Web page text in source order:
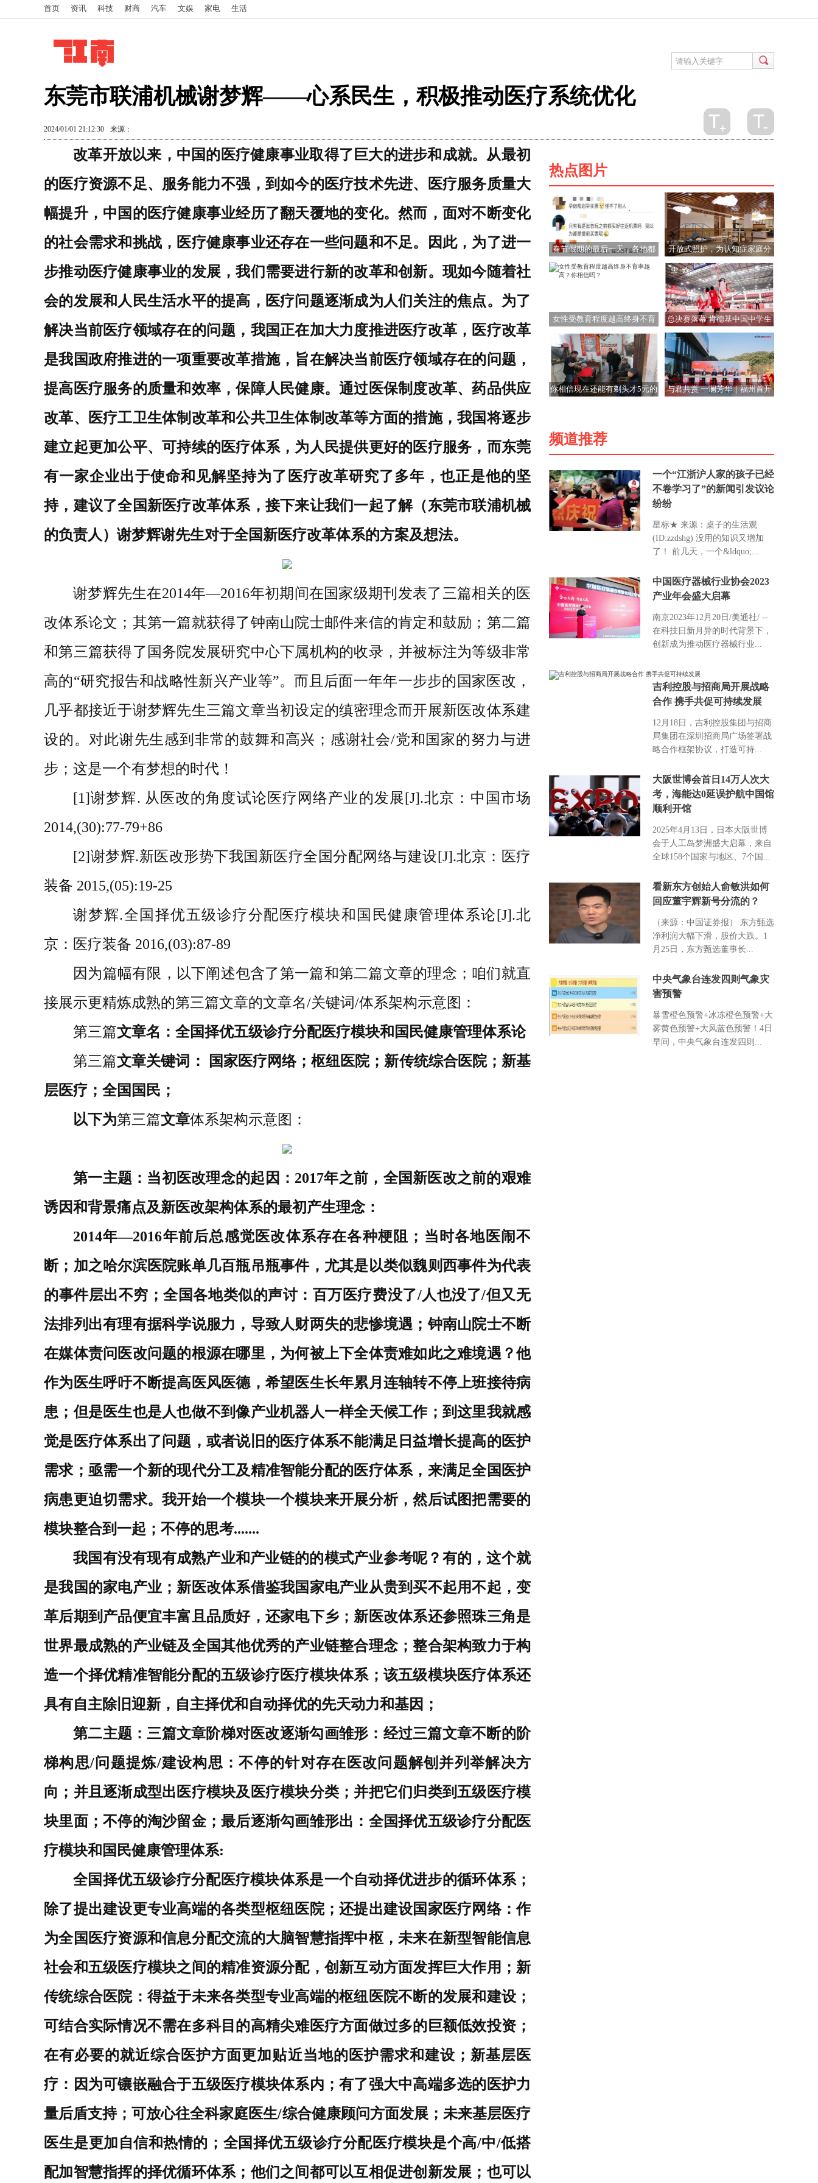
首页 资讯 科技 财商 汽车 文娱 家电 生活
东莞市联浦机械谢梦辉——心系民生，积极推动医疗系统优化
2024/01/01 21:12:30 来源：
改革开放以来，中国的医疗健康事业取得了巨大的进步和成就。从最初
的医疗资源不足、服务能力不强，到如今的医疗技术先进、医疗服务质量大
幅提升，中国的医疗健康事业经历了翻天覆地的变化。然而，面对不断变化
的社会需求和挑战，医疗健康事业还存在一些问题和不足。因此，为了进一
步推动医疗健康事业的发展，我们需要进行新的改革和创新。现如今随着社
会的发展和人民生活水平的提高，医疗问题逐渐成为人们关注的焦点。为了
解决当前医疗领域存在的问题 ， 我国正在加大力度推进医疗改革， 医疗改革
是我国政府推进的一项重要改革措施，旨在解决当前医疗领域存在的问题，
提高医疗服务的质量和效率，保障人民健康。通过医保制度改革、药品供应
改革、医疗工卫生体制改革和公共卫生体制改革等方面的措施，我国将逐步
建立起更加公平、可持续的医疗体系，为人民提供更好的医疗服务 ， 而东莞
有一家企业出于使命和见解坚持为了医疗改革研究了多年，也正是他的坚
持，建议了全国新医疗改革体系，接下来让我们一起了解（东莞市联浦机械
的负责人）谢梦辉谢先生对于全国新医疗改革体系的方案及想法。
谢梦辉先生在2014年—2016年初期间在国家级期刊发表了三篇相关的医
改体系论文；其第一篇就获得了钟南山院士邮件来信的肯定和鼓励；第二篇
和第三篇获得了国务院发展研究中心下属机构的收录，并被标注为等级非常
高的“研究报告和战略性新兴产业等”。而且后面一年年一步步的国家医改，
几乎都接近于谢梦辉先生三篇文章当初设定的缜密理念而开展新医改体系建
设的。对此谢先生感到非常的鼓舞和高兴；感谢社会/党和国家的努力与进
步；这是一个有梦想的时代！
[1]谢梦辉. 从医改的角度试论医疗网络产业的发展[J].北京：中国市场
2014,(30):77-79+86
[2]谢梦辉.新医改形势下我国新医疗全国分配网络与建设[J].北京：医疗
装备 2015,(05):19-25
谢梦辉.全国择优五级诊疗分配医疗模块和国民健康管理体系论[J].北
京：医疗装备 2016,(03):87-89
因为篇幅有限，以下阐述包含了第一篇和第二篇文章的理念；咱们就直
接展示更精炼成熟的第三篇文章的文章名/关键词/体系架构示意图：
第三篇文章名： 全国择优五级诊疗分配医疗模块和国民健康管理体系论
第三篇文章关键词： 国家医疗网络；枢纽医院；新传统综合医院；新基
层医疗；全国国民；
以下为第三篇文章体系架构示意图：
第一主题：当初医改理念的起因：2017年之前，全国新医改之前的艰难
诱因和背景痛点及新医改架构体系的最初产生理念：
2014年—2016年前后总感觉医改体系存在各种梗阻； 当时各地医闹不
断； 加之哈尔滨医院账单几百瓶吊瓶事件， 尤其是 以类似魏则西事件为代表
的事件层出不穷； 全国各地类似的声讨：百万医疗费没了/人也没了/但又无
法排列出有理有据科学说服力，导致人财两失的悲惨境遇；钟南山院士不断
在媒体责问医改问题的根源在哪里，为何被上下全体责难如此之难境遇？他
作为医生呼吁不断提高医风医德，希望医生长年累月连轴转不停上班接待病
患；但是医生也是人也做不到像产业机器人一样全天候工作；到这里我就感
觉是医疗体系出了问题，或者说旧的医疗体系不能满足日益增长提高的医护
需求；亟需一个新的现代分工及精准智能分配的医疗体系，来满足全国医护
病患更迫切需求。我开始一个模块一个模块来开展分析，然后试图把需要的
模块整合到一起；不停的思考.......
我国有没有现有成熟产业和产业链的的模式产业参考呢？有的，这个就
是我国的家电产业；新医改体系借鉴我国家电产业从贵到买不起用不起，变
革后期到产品便宜丰富且品质好，还家电下乡；新医改体系还参照珠三角是
世界最成熟的产业链及全国其他优秀的产业链整合理念； 整合架构致力于构
造一个择优精准智能分配的五级诊疗医疗模块体系 ； 该五级模块医疗体系还
具有自主除旧迎新，自主择优和自动择优的先天动力和基因；
第二主题：三篇文章阶梯对医改逐渐勾画雏形：经过三篇文章不断的阶
梯构思/问题提炼/建设构思：不停的针对存在医改问题解刨并列举解决方
向；并且逐渐成型出医疗模块及医疗模块分类；并把它们归类到五级医疗模
块里面；不停的淘沙留金；最后逐渐勾画雏形出： 全国择优五级诊疗分配医
疗模块和国民健康管理体系:
全国择优五级诊疗分配医疗模块体系是一个自动择优进步的循环体系；
除了提出建设更专业高端的各类型枢纽医院；还提出建设国家医疗网络：作
为全国医疗资源和信息分配交流的大脑智慧指挥中枢，未来在新型智能信息
社会和五级医疗模块之间的精准资源分配，创新互动方面发挥巨大作用；新
传统综合医院：得益于未来各类型专业高端的枢纽医院不断的发展和建设；
可结合实际情况不需在多科目的高精尖难医疗方面做过多的巨额低效投资；
在有必要的就近综合医护方面更加贴近当地的医护需求和建设；新基层医
疗：因为可镶嵌融合于五级医疗模块体系内；有了强大中高端多选的医护力
量后盾支持；可放心往全科家庭医生/综合健康顾问方面发展；未来基层医疗
医生是更加自信和热情的；全国择优五级诊疗分配医疗模块是个高/中/低搭
配加智慧指挥的择优循环体系；他们之间都可以互相促进创新发展；也可以
热点图片
春节假期的最后一天，各地都
已进入返程高峰期
开放式照护，为认知症家庭分
忧减负
女性受教育程度越高终身不育
率越高？你相信吗？
总决赛落幕 肯德基中国中学生
三人篮球赛筑梦青春近二十载
你相信现在还能有剃头才5元的
与君共赏 一澜芳华｜福州首开
频道推荐
一个“江浙沪人家的孩子已经
不卷学习了”的新闻引发议论
纷纷
星标★ 来源：桌子的生活观
(ID:zzdshg) 没用的知识又增加
了！ 前几天，一个&ldquo;...
中国医疗器械行业协会2023
产业年会盛大启幕
南京2023年12月20日/美通社/ --
在科技日新月异的时代背景下，
创新成为推动医疗器械行业...
吉利控股与招商局开展战略
合作 携手共促可持续发展
12月18日，吉利控股集团与招商
局集团在深圳招商局广场签署战
略合作框架协议，打造可持...
大阪世博会首日14万人次大
考，海能达0延误护航中国馆
顺利开馆
2025年4月13日，日本大阪世博
会于人工岛梦洲盛大启幕，来自
全球158个国家与地区、7个国...
看新东方创始人俞敏洪如何
回应董宇辉新号分流的？
（来源：中国证券报） 东方甄选
净利润大幅下滑，股价大跌。1
月25日，东方甄选董事长...
中央气象台连发四则气象灾
害预警
暴雪橙色预警+冰冻橙色预警+大
雾黄色预警+大风蓝色预警！4日
早间，中央气象台连发四则...